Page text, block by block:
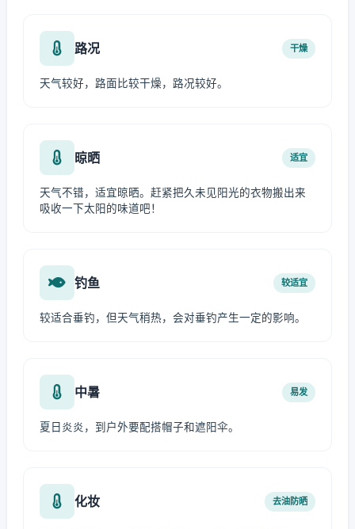
路况 干燥
天气较好，路面比较干燥，路况较好。
晾晒 适宜
天气不错，适宜晾晒。赶紧把久未见阳光的衣物搬出来
吸收一下太阳的味道吧！
钓鱼 较适宜
较适合垂钓，但天气稍热，会对垂钓产生一定的影响。
中暑 易发
夏日炎炎，到户外要配搭帽子和遮阳伞。
化妆 去油防晒